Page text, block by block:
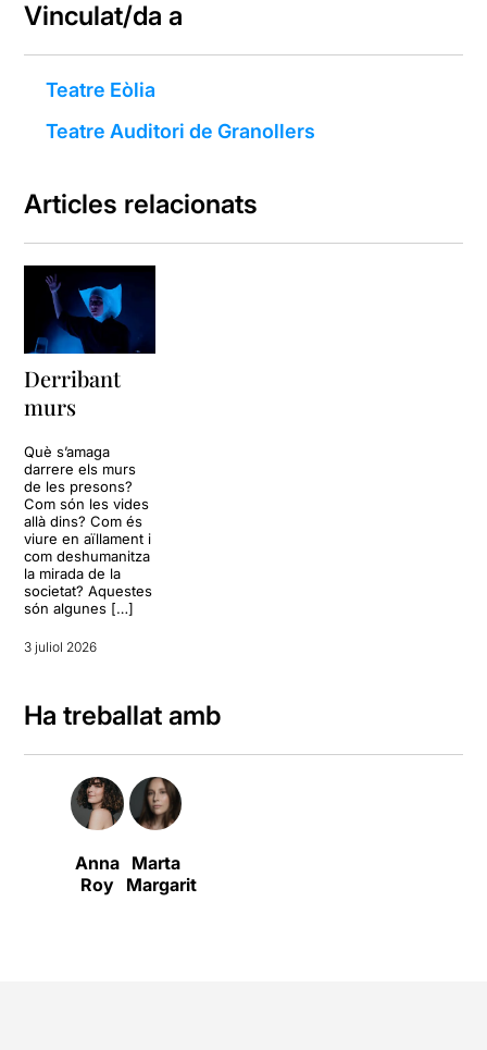
Vinculat/da a
Teatre Eòlia
Teatre Auditori de Granollers
Articles relacionats
Derribant
murs
Què s’amaga
darrere els murs
de les presons?
Com són les vides
allà dins? Com és
viure en aïllament i
com deshumanitza
la mirada de la
societat? Aquestes
són algunes […]
3 juliol 2026
Ha treballat amb
Anna
Roy
Marta
Margarit